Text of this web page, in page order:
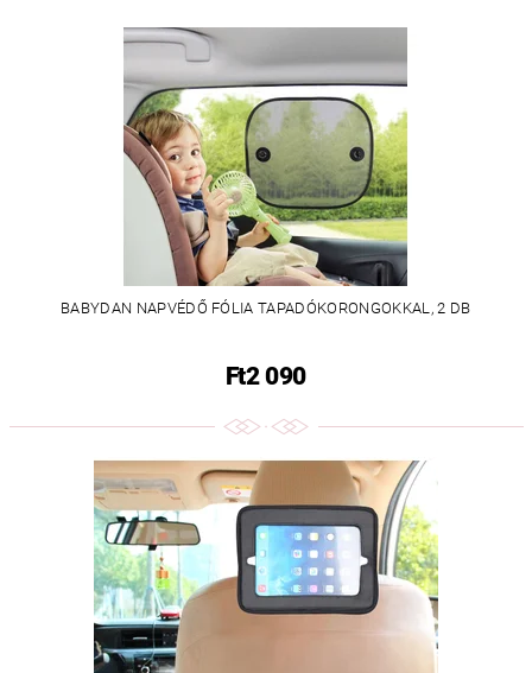
BABYDAN NAPVÉDŐ FÓLIA TAPADÓKORONGOKKAL, 2 DB
Ft2 090